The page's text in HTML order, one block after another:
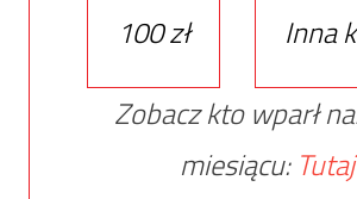
100 zł
Inna
Zobacz kto wparł
miesiącu: Tutaj